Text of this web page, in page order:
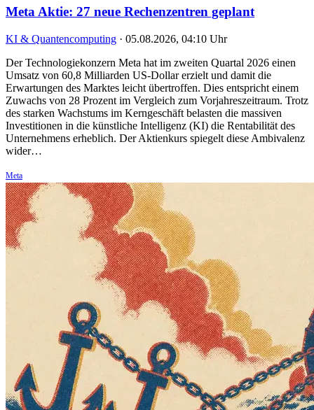
Meta Aktie: 27 neue Rechenzentren geplant
KI & Quantencomputing · 05.08.2026, 04:10 Uhr
Der Technologiekonzern Meta hat im zweiten Quartal 2026 einen
Umsatz von 60,8 Milliarden US-Dollar erzielt und damit die
Erwartungen des Marktes leicht übertroffen. Dies entspricht einem
Zuwachs von 28 Prozent im Vergleich zum Vorjahreszeitraum. Trotz
des starken Wachstums im Kerngeschäft belasten die massiven
Investitionen in die künstliche Intelligenz (KI) die Rentabilität des
Unternehmens erheblich. Der Aktienkurs spiegelt diese Ambivalenz
wider…
Meta